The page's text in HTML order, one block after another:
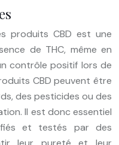
produits CBD est une
de THC, même en
contrôle positif lors de
CBD peuvent être
des pesticides ou des
Il est donc essentiel
et testés par des